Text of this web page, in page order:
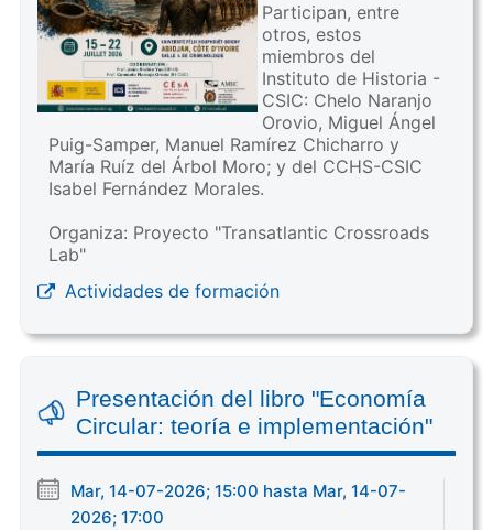
Participan, entre
otros, estos
miembros del
Instituto de Historia -
CSIC: Chelo Naranjo
Orovio, Miguel Ángel
Puig-Samper, Manuel Ramírez Chicharro y
María Ruíz del Árbol Moro; y del CCHS-CSIC
Isabel Fernández Morales.
Organiza: Proyecto "Transatlantic Crossroads
Lab"
Actividades de formación
Presentación del libro "Economía
Circular: teoría e implementación"
Mar, 14-07-2026; 15:00 hasta Mar, 14-07-
2026; 17:00